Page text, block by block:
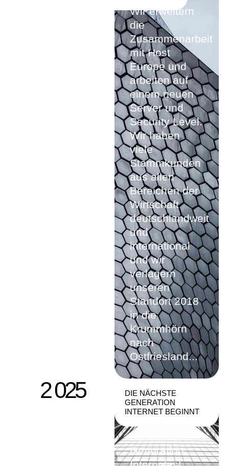
Wir erweitern
die
Zusammenarbeit
mit Host
Europe und
arbeiten auf
einem neuen
Server und
Security Level.
Wir haben
viele
Stammkunden
aus allen
Bereichen der
Wirtschaft
deutschlandweit
und
international
und wir
verlagern
unseren
Standort 2018
in die
Krummhörn
nach
Ostfriesland...
Die nächste
Generation
DIE NÄCHSTE
GENERATION
INTERNET BEGINNT
2 025